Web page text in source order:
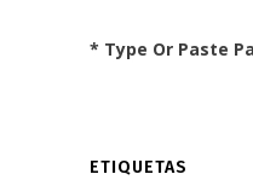
* Type Or Paste
ETIQUETAS